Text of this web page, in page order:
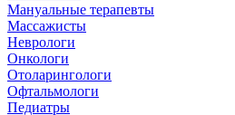
Мануальные терапевты
Массажисты
Неврологи
Онкологи
Отоларингологи
Офтальмологи
Педиатры